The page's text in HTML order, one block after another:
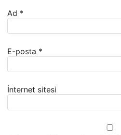
Ad *
E-posta *
İnternet sitesi